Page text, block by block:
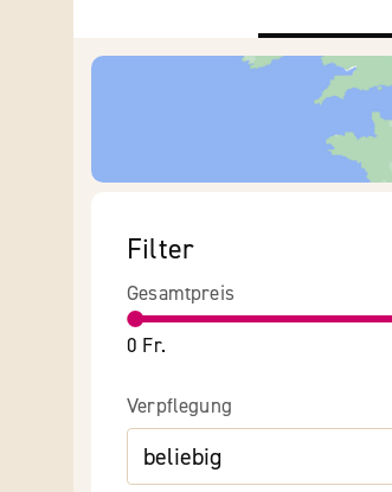
Filter
Gesamtpreis
0 Fr.
Verpflegung